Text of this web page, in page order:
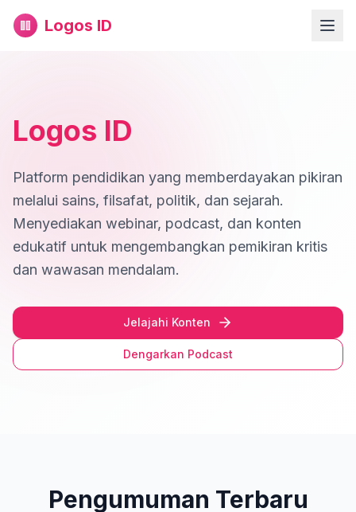
Logos ID
Logos ID
Platform pendidikan yang memberdayakan pikiran
melalui sains, filsafat, politik, dan sejarah.
Menyediakan webinar, podcast, dan konten
edukatif untuk mengembangkan pemikiran kritis
dan wawasan mendalam.
Jelajahi Konten
Dengarkan Podcast
Pengumuman Terbaru